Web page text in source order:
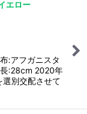
エロー
:アフガニスタ
:28cm 2020年
別交配させて